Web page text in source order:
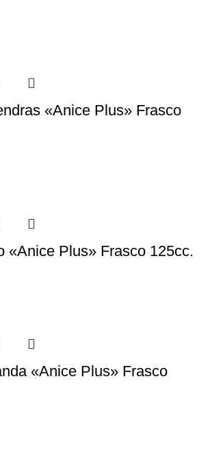
«Anice Plus» Frasco
«Anice Plus» Frasco 125cc.
«Anice Plus» Frasco